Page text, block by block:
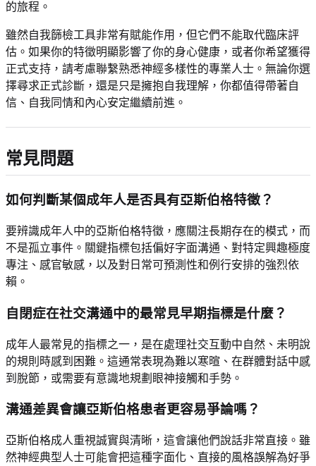
的旅程。
雖然自我篩檢工具非常有賦能作用，但它們不能取代臨床評
估。如果你的特徵明顯影響了你的身心健康，或者你希望獲得
正式支持，請考慮聯繫熟悉神經多樣性的專業人士。無論你選
擇尋求正式診斷，還是只是擁抱自我理解，你都值得帶著自
信、自我同情和內心安定繼續前進。
常見問題
如何判斷某個成年人是否具有亞斯伯格特徵？
要辨識成年人中的亞斯伯格特徵，應關注長期存在的模式，而
不是孤立事件。關鍵指標包括偏好字面溝通、對特定興趣極度
專注、感官敏感，以及對日常可預測性和例行安排的強烈依
賴。
自閉症在社交溝通中的最常見早期指標是什麼？
成年人最常見的指標之一，是在處理社交互動中自然、未明說
的規則時感到困難。這通常表現為難以寒暄、在群體對話中感
到脫節，或需要有意識地規劃眼神接觸和手勢。
溝通差異會讓亞斯伯格患者更容易爭論嗎？
亞斯伯格成人重視誠實與清晰，這會讓他們說話非常直接。雖
然神經典型人士可能會把這種字面化、直接的風格誤解為好爭